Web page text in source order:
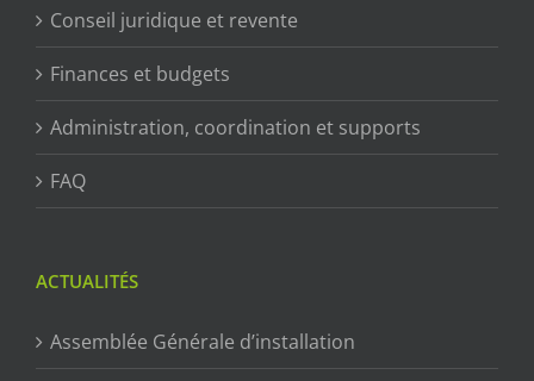
Conseil juridique et revente
Finances et budgets
Administration, coordination et supports
FAQ
ACTUALITÉS
Assemblée Générale d’installation